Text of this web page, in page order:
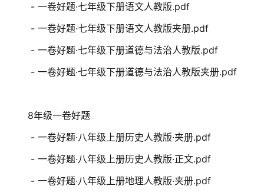
- 一卷好题·七年级下册语文人教版.pdf
- 一卷好题·七年级下册语文人教版夹册.pdf
- 一卷好题·七年级下册道德与法治人教版.pdf
- 一卷好题·七年级下册道德与法治人教版夹册.pdf
8年级一卷好题
- 一卷好题·八年级上册历史人教版·夹册.pdf
- 一卷好题·八年级上册历史人教版·正文.pdf
- 一卷好题·八年级上册地理人教版·夹册.pdf